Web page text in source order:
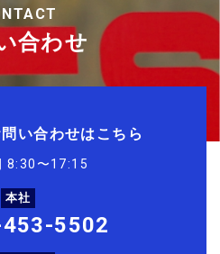
合わせ
い合わせはこちら
8:30〜17:15
本社
5502